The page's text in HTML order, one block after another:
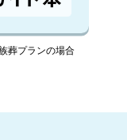
葬プランの場合